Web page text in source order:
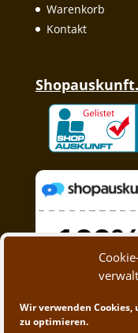
Wir verwenden Cookies,
zu optimieren.
Warenkorb
Kontakt